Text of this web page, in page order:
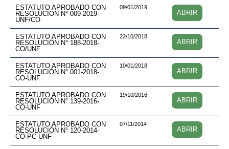
ESTATUTO APROBADO CON
RESOLUCIÓN N° 009-2019-
UNF/CO
09/01/2019
ABRIR
ESTATUTO APROBADO CON
RESOLUCIÓN N° 188-2018-
CO/UNF
22/10/2018
ABRIR
ESTATUTO APROBADO CON
RESOLUCIÓN N° 001-2018-
CO-UNF
10/01/2018
ABRIR
ESTATUTO APROBADO CON
RESOLUCIÓN N° 139-2016-
CO-UNF
19/10/2016
ABRIR
ESTATUTO APROBADO CON
RESOLUCIÓN N° 120-2014-
CO-PC-UNF
07/11/2014
ABRIR